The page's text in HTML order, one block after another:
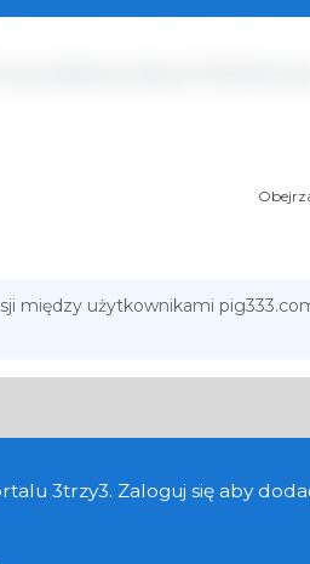
podstawie danych Ministerstwa
między użytkownikami
3trzy3. Zaloguj się aby